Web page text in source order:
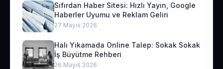
Sıfırdan Haber Sitesi: Hızlı Yayın, Google
Haberler Uyumu ve Reklam Geliri
27 Mayıs 2026
Halı Yıkamada Online Talep: Sokak Sokak
İş Büyütme Rehberi
26 Mayıs 2026